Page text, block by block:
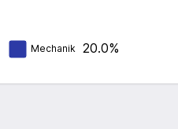
Mechanik 20.0%